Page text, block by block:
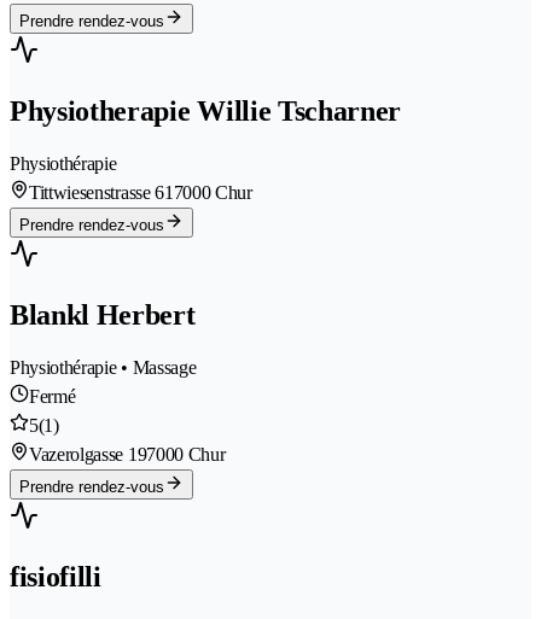
Prendre rendez-vous
Physiotherapie Willie Tscharner
Physiothérapie
Tittwiesenstrasse 61 7000 Chur
Prendre rendez-vous
Blankl Herbert
Physiothérapie • Massage
Fermé
5(1)
Vazerolgasse 197000 Chur
Prendre rendez-vous
fisiofilli